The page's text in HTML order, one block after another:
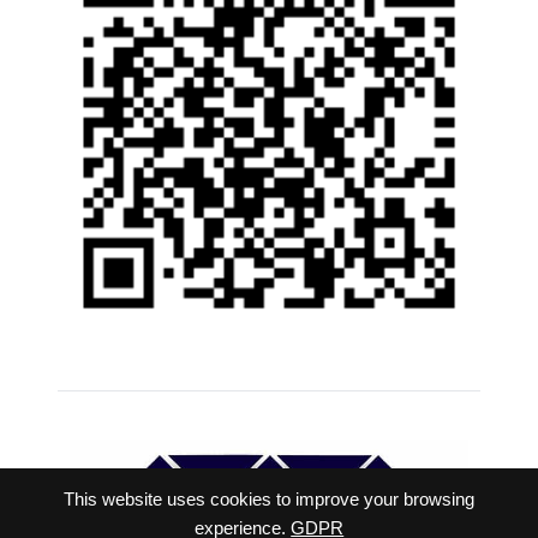
This website uses cookies to improve your browsing
experience. GDPR